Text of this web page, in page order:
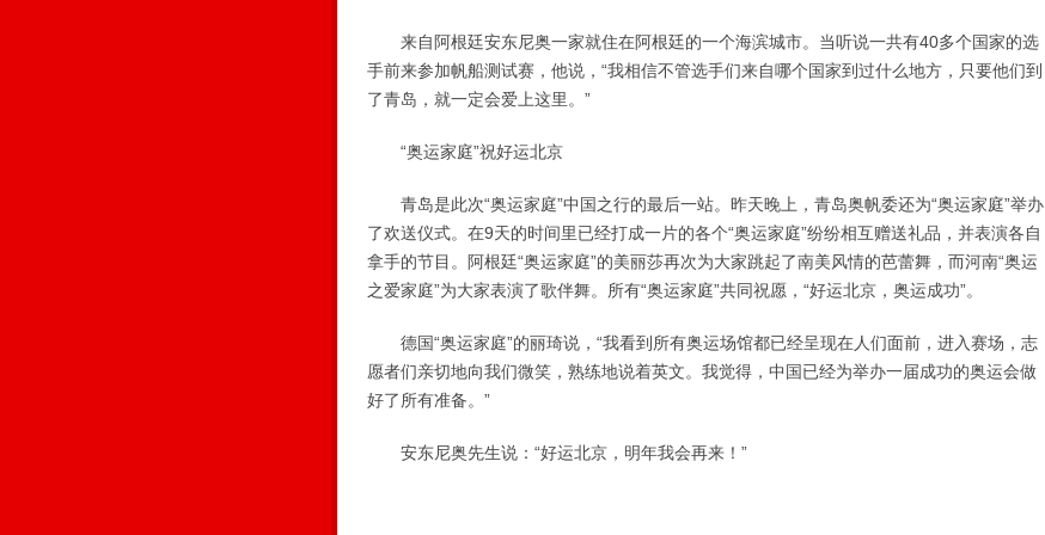
来自阿根廷安东尼奥一家就住在阿根廷的一个海滨城市。当听说一共有40多个国家的选
手前来参加帆船测试赛，他说，“我相信不管选手们来自哪个国家到过什么地方，只要他们到
了青岛，就一定会爱上这里。”
“奥运家庭”祝好运北京
青岛是此次“奥运家庭”中国之行的最后一站。昨天晚上，青岛奥帆委还为“奥运家庭”举办
了欢送仪式。在9天的时间里已经打成一片的各个“奥运家庭”纷纷相互赠送礼品，并表演各自
拿手的节目。阿根廷“奥运家庭”的美丽莎再次为大家跳起了南美风情的芭蕾舞，而河南“奥运
之爱家庭”为大家表演了歌伴舞。所有“奥运家庭”共同祝愿，“好运北京，奥运成功”。
德国“奥运家庭”的丽琦说，“我看到所有奥运场馆都已经呈现在人们面前，进入赛场，志
愿者们亲切地向我们微笑，熟练地说着英文。我觉得，中国已经为举办一届成功的奥运会做
好了所有准备。”
安东尼奥先生说：“好运北京，明年我会再来！”